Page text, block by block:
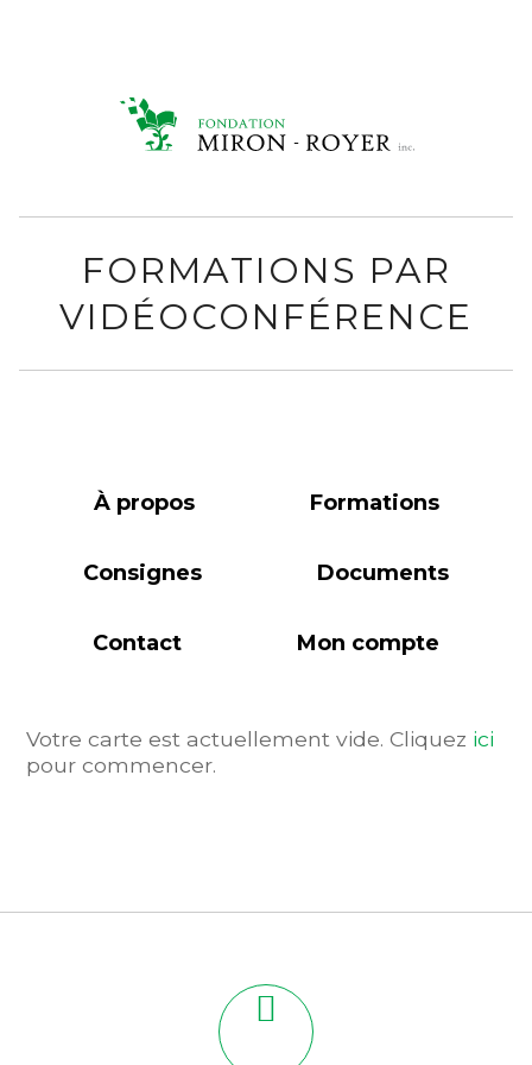
FORMATIONS PAR
VIDÉOCONFÉRENCE
À propos Formations
Consignes Documents
Contact Mon compte
Votre carte est actuellement vide. Cliquez ici
pour commencer.